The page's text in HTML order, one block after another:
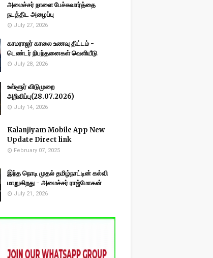
அமைச்சர் நாளை பேச்சுவார்த்தை
நடத்திட அழைப்பு
July 27, 2026
காமராஜர் காலை உணவு திட்டம் -
டெண்டர் நிபந்தனைகள் வெளியீடு
July 28, 2026
உள்ளூர் விடுமுறை
அறிவிப்பு(28.07.2026)
July 14, 2026
Kalanjiyam Mobile App New
Update Direct link
February 07, 2025
இந்த நொடி முதல் தமிழ்நாட்டின் கல்வி
மாறுகிறது - அமைச்சர் ராஜ்மோகன்
July 21, 2026